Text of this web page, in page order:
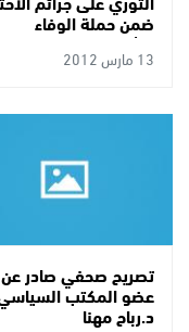
ضمن حملة الوفاء
للشهداء13 مارس 2012
تصريح صحفي صادر عن
عضو المكتب
د.رباح مهنا